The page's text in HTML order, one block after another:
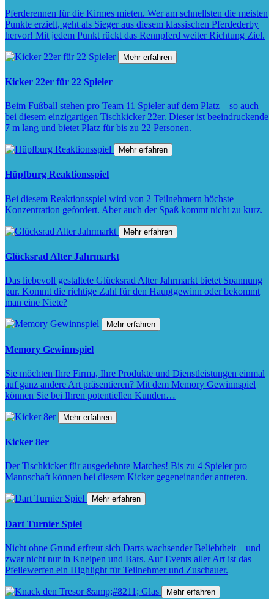
Pferderennen für die Kirmes mieten. Wer am schnellsten die meisten
Punkte erzielt, geht als Sieger aus diesem klassischen Pferdederby
hervor! Mit jedem Punkt rückt das Rennpferd weiter Richtung Ziel.
Mehr erfahren
Kicker 22er für 22 Spieler
Beim Fußball stehen pro Team 11 Spieler auf dem Platz – so auch
bei diesem einzigartigen Tischkicker 22er. Dieser ist beeindruckende
7 m lang und bietet Platz für bis zu 22 Personen.
Mehr erfahren
Hüpfburg Reaktionsspiel
Bei diesem Reaktionsspiel wird von 2 Teilnehmern höchste
Konzentration gefordert. Aber auch der Spaß kommt nicht zu kurz.
Mehr erfahren
Glücksrad Alter Jahrmarkt
Das liebevoll gestaltete Glücksrad Alter Jahrmarkt bietet Spannung
pur. Kommt die richtige Zahl für den Hauptgewinn oder bekommt
man eine Niete?
Mehr erfahren
Memory Gewinnspiel
Sie möchten Ihre Firma, Ihre Produkte und Dienstleistungen einmal
auf ganz andere Art präsentieren? Mit dem Memory Gewinnspiel
können Sie bei Ihren potentiellen Kunden…
Mehr erfahren
Kicker 8er
Der Tischkicker für ausgedehnte Matches! Bis zu 4 Spieler pro
Mannschaft können bei diesem Kicker gegeneinander antreten.
Mehr erfahren
Dart Turnier Spiel
Nicht ohne Grund erfreut sich Darts wachsender Beliebtheit – und
zwar nicht nur in Kneipen und Bars. Auf Events aller Art ist das
Pfeilewerfen ein Highlight für Teilnehmer und Zuschauer.
Mehr erfahren